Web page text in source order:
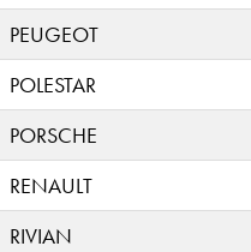
PEUGEOT
POLESTAR
PORSCHE
RENAULT
RIVIAN